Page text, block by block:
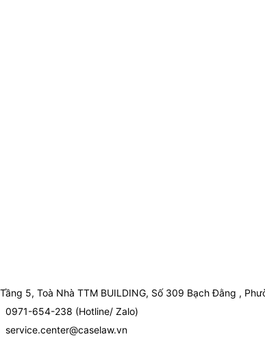
Tầng 5, Toà Nhà TTM BUILDING, Số 309 Bạch Đằng ,
0971-654-238 (Hotline/ Zalo)
service.center@caselaw.vn